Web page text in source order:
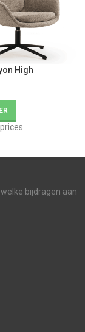
High
bijdragen aan